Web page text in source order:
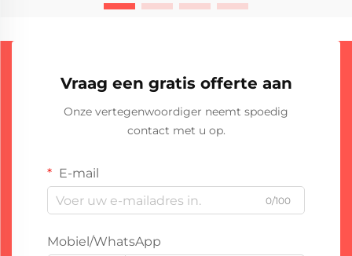
Vraag een gratis offerte aan
Onze vertegenwoordiger neemt spoedig
contact met u op.
E-mail
0/100
Mobiel/WhatsApp